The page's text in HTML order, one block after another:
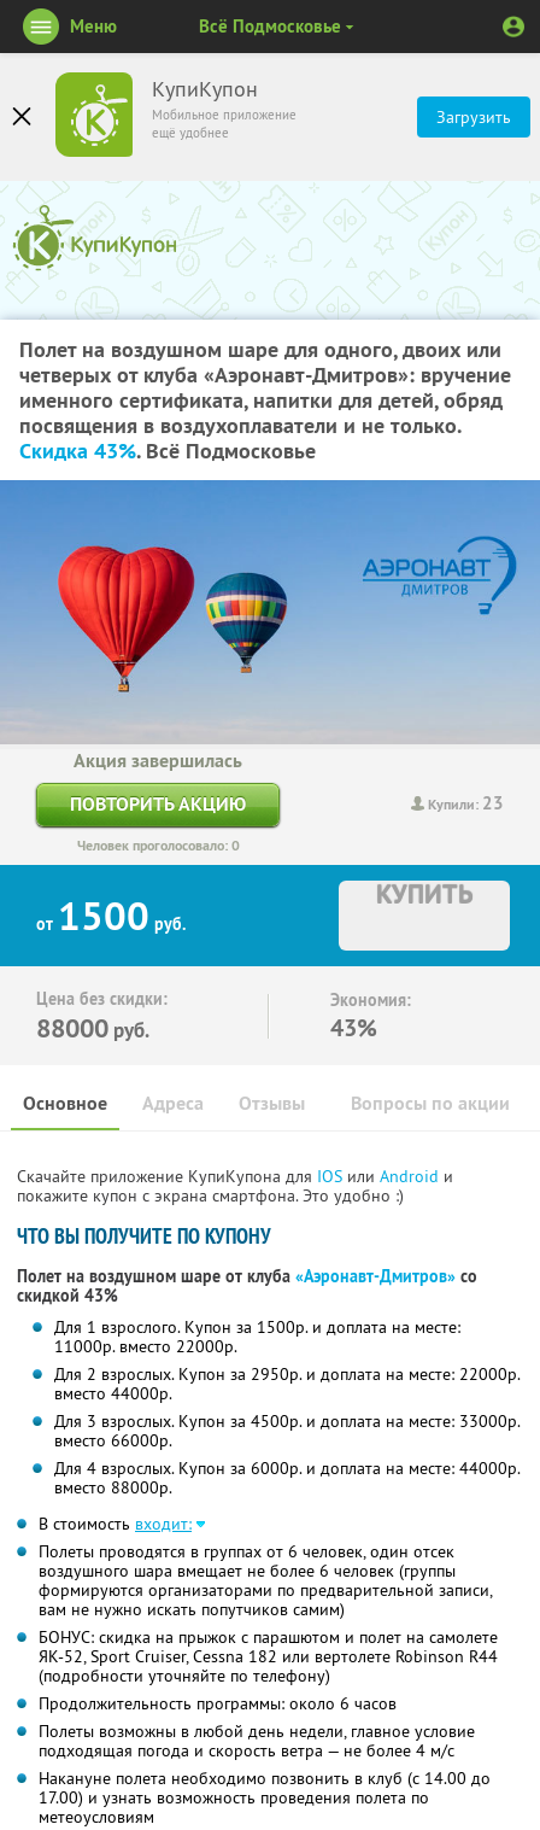
КупиКупон
Мобильное приложение
ещё удобнее
Загрузить
Меню Всё Подмосковье
Полет на воздушном шаре для одного, двоих или
четверых от клуба «Аэронавт-Дмитров»: вручение
именного сертификата, напитки для детей, обряд
посвящения в воздухоплаватели и не только.
Скидка 43%. Всё Подмосковье
Купили: 23
Акция завершилась
ПОВТОРИТЬ АКЦИЮ
Человек проголосовало: 0
от 1500 руб.
КУПИТЬ
Цена без скидки:
88000 руб.
Экономия:
43%
Основное Отзывы Вопросы по акции
Адреса
Скачайте приложение КупиКупона для IOS или Android и
покажите купон с экрана смартфона. Это удобно :)
ЧТО ВЫ ПОЛУЧИТЕ ПО КУПОНУ
Полет на воздушном шаре от клуба «Аэронавт-Дмитров» со
скидкой 43%
Для 1 взрослого. Купон за 1500р. и доплата на месте:
11000р. вместо 22000р.
Для 2 взрослых. Купон за 2950р. и доплата на месте: 22000р.
вместо 44000р.
Для 3 взрослых. Купон за 4500р. и доплата на месте: 33000р.
вместо 66000р.
Для 4 взрослых. Купон за 6000р. и доплата на месте: 44000р.
вместо 88000р.
В стоимость входит:
Полеты проводятся в группах от 6 человек, один отсек
воздушного шара вмещает не более 6 человек (группы
формируются организаторами по предварительной записи,
вам не нужно искать попутчиков самим)
БОНУС: скидка на прыжок с парашютом и полет на самолете
ЯК-52, Sport Cruiser, Cessna 182 или вертолете Robinson R44
(подробности уточняйте по телефону)
Продолжительность программы: около 6 часов
Полеты возможны в любой день недели, главное условие
подходящая погода и скорость ветра — не более 4 м/с
Накануне полета необходимо позвонить в клуб (с 14.00 до
17.00) и узнать возможность проведения полета по
метеоусловиям